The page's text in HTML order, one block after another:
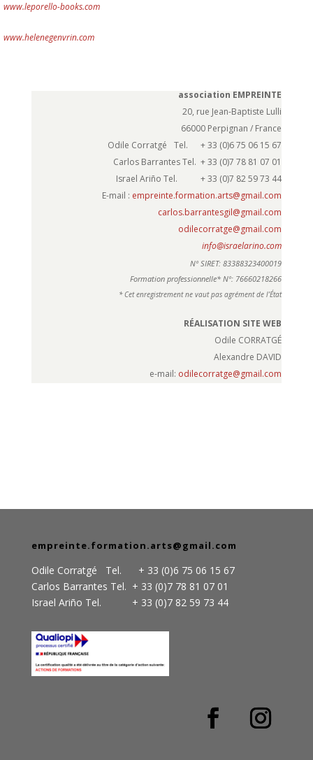
www.leporello-books.com
www.helenegenvrin.com
association EMPREINTE
20, rue Jean-Baptiste Lulli
66000 Perpignan / France
Odile Corratgé Tel. + 33 (0)6 75 06 15 67
Carlos Barrantes Tel. + 33 (0)7 78 81 07 01
Israel Ariño Tel. + 33 (0)7 82 59 73 44
E-mail : empreinte.formation.arts@gmail.com
carlos.barrantesgil@gmail.com
odilecorratge@gmail.com
info@israelarino.com
Nº SIRET: 83388323400019
Formation professionnelle* Nº: 76660218266
* Cet enregistrement ne vaut pas agrément de l’État
RÉALISATION SITE WEB
Odile CORRATGÉ
Alexandre DAVID
e-mail: odilecorratge@gmail.com
empreinte.formation.arts@gmail.com
Odile Corratgé Tel. + 33 (0)6 75 06 15 67
Carlos Barrantes Tel. + 33 (0)7 78 81 07 01
Israel Ariño Tel. + 33 (0)7 82 59 73 44